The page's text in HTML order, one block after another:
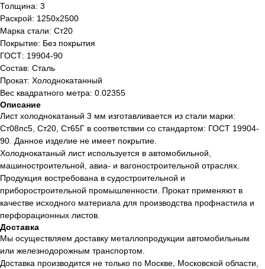
Толщина: 3
Раскрой: 1250х2500
Марка стали: Ст20
Покрытие: Без покрытия
ГОСТ: 19904-90
Состав: Сталь
Прокат: Холоднокатанный
Вес квадратного метра: 0.02355
Описание
Лист холоднокатаный 3 мм изготавливается из стали марки:
Ст08пс5, Ст20, Ст65Г в соответствии со стандартом: ГОСТ 19904-
90. Данное изделие не имеет покрытие.
Холоднокатаный лист используется в автомобильной,
машиностроительной, авиа- и вагоностроительной отраслях.
Продукция востребована в судостроительной и
приборостроительной промышленности. Прокат применяют в
качестве исходного материала для производства профнастила и
перфорационных листов.
Доставка
Мы осуществляем доставку металлопродукции автомобильным
или железнодорожным транспортом.
Доставка производится не только по Москве, Московской области,